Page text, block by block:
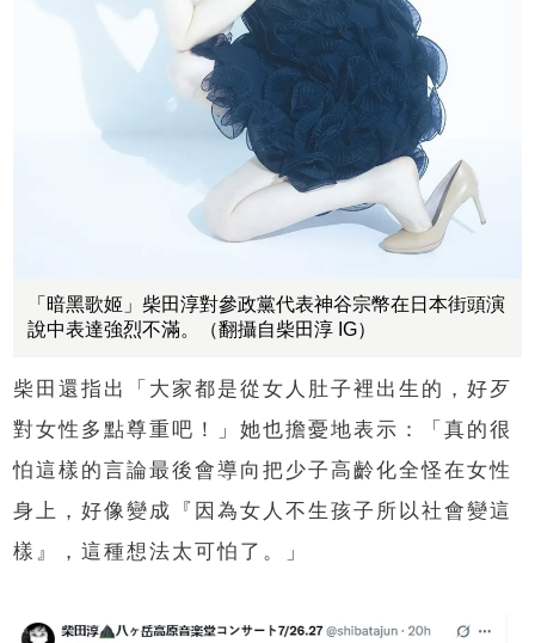
「暗黑歌姬」柴田淳對參政黨代表神谷宗幣在日本街頭演
說中表達強烈不滿。（翻攝自柴田淳 IG）
柴田還指出「大家都是從女人肚子裡出生的，好歹
對女性多點尊重吧！」她也擔憂地表示：「真的很
怕這樣的言論最後會導向把少子高齡化全怪在女性
身上，好像變成『因為女人不生孩子所以社會變這
樣』，這種想法太可怕了。」